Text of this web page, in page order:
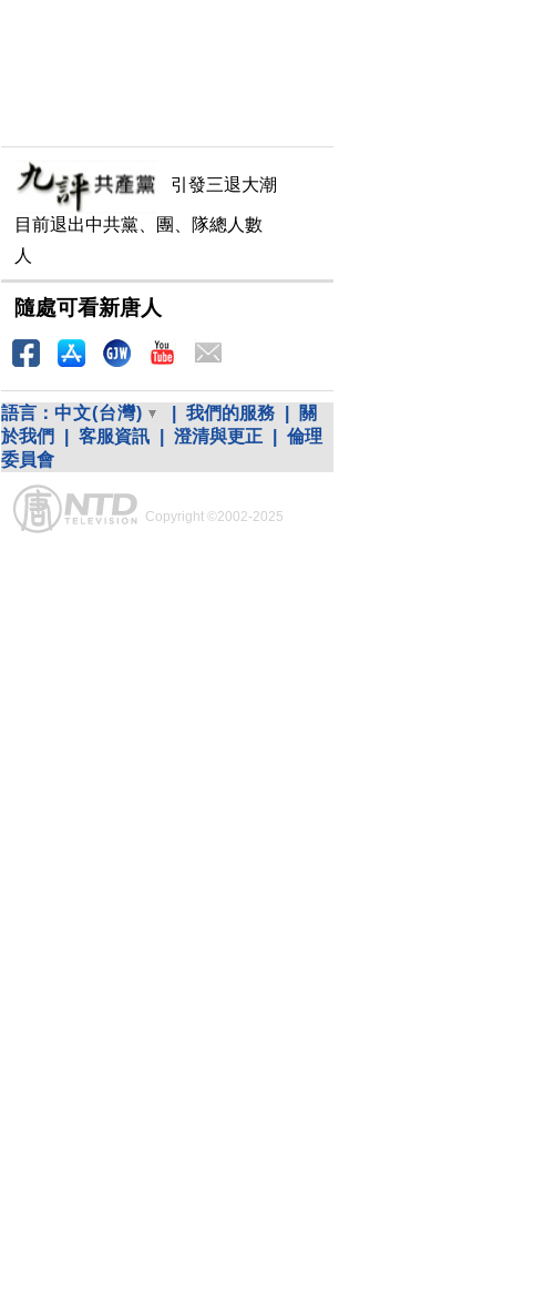
引發三退大潮
目前退出中共黨、團、隊總人數
人
隨處可看新唐人
語言： 中文(台灣) 我們的服務
關
於我們
客服資訊 澄清與更正
倫理
委員會
Copyright ©2002-2025